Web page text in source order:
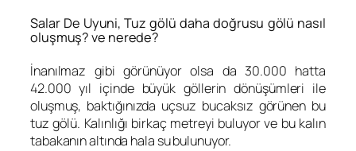
Salar De Uyuni, Tuz gölü daha doğrusu gölü nasıl
oluşmuş? ve nerede?
İnanılmaz gibi görünüyor olsa da 30.000 hatta
42.000 yıl içinde büyük göllerin dönüşümleri ile
oluşmuş, baktığınızda uçsuz bucaksız görünen bu
tuz gölü. Kalınlığı birkaç metreyi buluyor ve bu kalın
tabakanın altında hala su bulunuyor.